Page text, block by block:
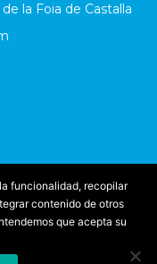
la Foia de Castalla
funcionalidad, recopilar
contenido de otros
que acepta su